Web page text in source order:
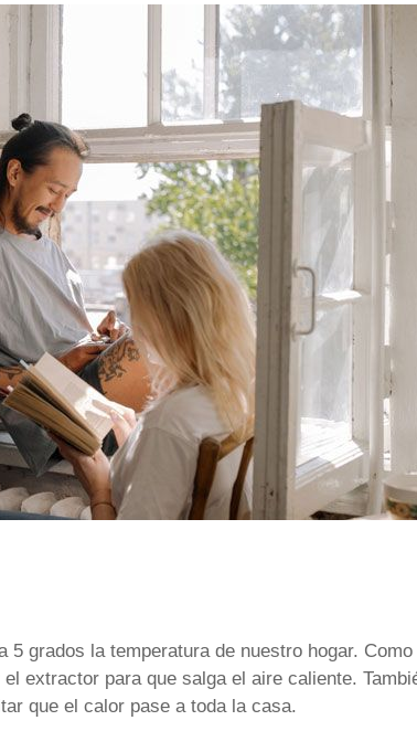
grados la temperatura de nuestro hogar.
extractor para que salga el aire caliente.
que el calor pase a toda la casa.